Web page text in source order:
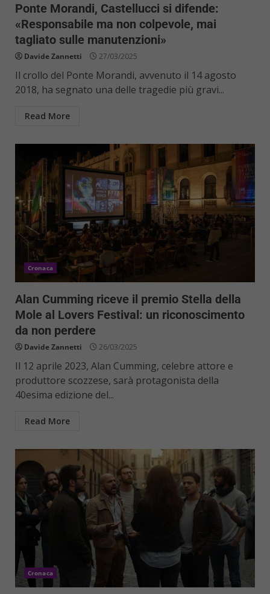
Ponte Morandi, Castellucci si difende:
«Responsabile ma non colpevole, mai
tagliato sulle manutenzioni»
Davide Zannetti 27/03/2025
Il crollo del Ponte Morandi, avvenuto il 14 agosto
2018, ha segnato una delle tragedie più gravi...
Read More
Cronaca
Alan Cumming riceve il premio Stella della
Mole al Lovers Festival: un riconoscimento
da non perdere
Davide Zannetti 26/03/2025
Il 12 aprile 2023, Alan Cumming, celebre attore e
produttore scozzese, sarà protagonista della
40esima edizione del...
Read More
Cronaca